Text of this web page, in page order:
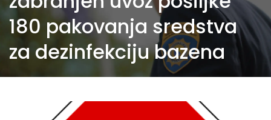
180 pakovanja sredstva
za dezinfekciju bazena